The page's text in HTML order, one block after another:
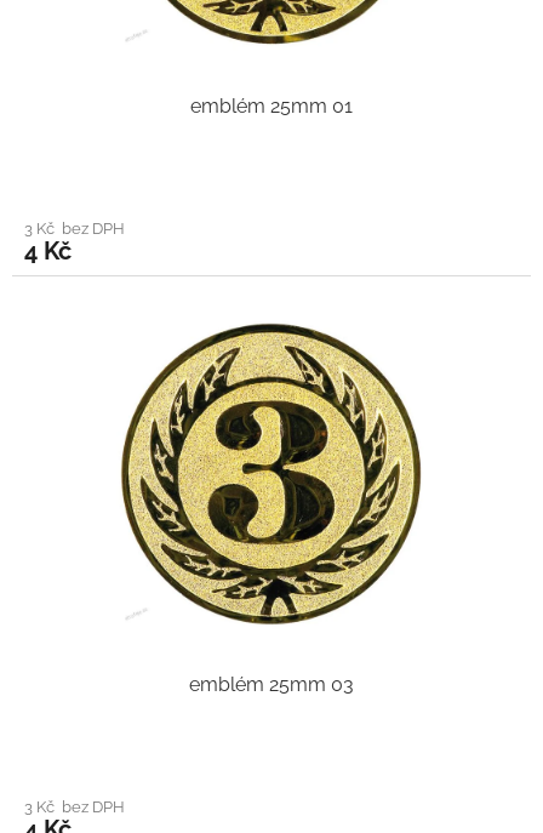
emblém 25mm 01
3 Kč bez DPH
4 Kč
emblém 25mm 03
3 Kč bez DPH